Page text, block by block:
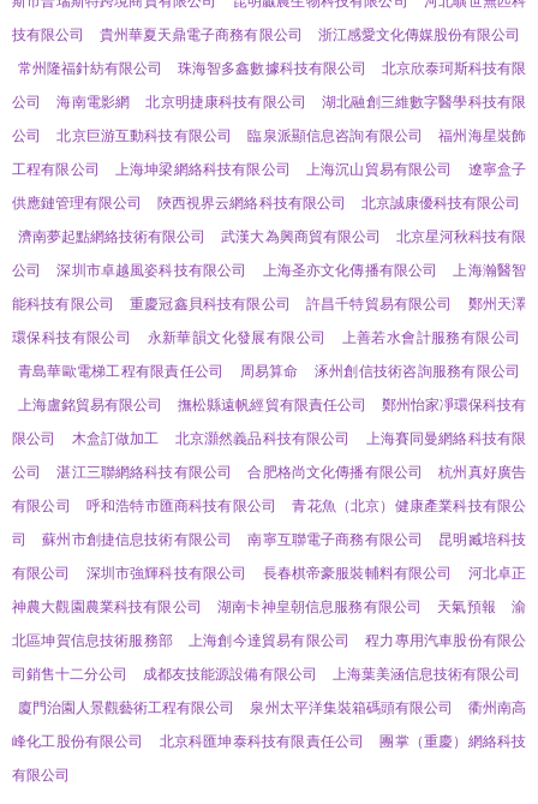
技有限公司
貴州華夏天鼎電子商務有限公司
浙江感愛文化傳媒股份有限公司
常州隆福針紡有限公司
珠海智多鑫數據科技有限公司
北京欣泰珂斯科技有限
公司
海南電影網 北京明捷康科技有限公司
湖北融創三維數字醫學科技有限
公司
北京巨游互動科技有限公司 臨泉派顯信息咨詢有限公司
福州海星裝飾
工程有限公司
上海坤梁網絡科技有限公司 上海沉山貿易有限公司
遼寧盒子
供應鏈管理有限公司
陜西視界云網絡科技有限公司
北京誠康優科技有限公司
濟南夢起點網絡技術有限公司
武漢大為興商貿有限公司
北京星河秋科技有限
公司
深圳市卓越風姿科技有限公司 上海圣亦文化傳播有限公司
上海瀚醫智
能科技有限公司
重慶冠鑫貝科技有限公司 許昌千特貿易有限公司
鄭州天澤
環保科技有限公司
永新華韻文化發展有限公司
上善若水會計服務有限公司
青島華歐電梯工程有限責任公司
周易算命
涿州創信技術咨詢服務有限公司
上海盧銘貿易有限公司
撫松縣遠帆經貿有限責任公司
鄭州怡家凈環保科技有
限公司
木盒訂做加工 北京灝然義品科技有限公司
上海賽同曼網絡科技有限
公司
湛江三聯網絡科技有限公司 合肥格尚文化傳播有限公司
杭州真好廣告
有限公司
呼和浩特市匯商科技有限公司
青花魚（北京）健康產業科技有限公
司
蘇州市創捷信息技術有限公司 南寧互聯電子商務有限公司
昆明臧培科技
有限公司
深圳市強輝科技有限公司 長春棋帝豪服裝輔料有限公司
河北卓正
神農大觀園農業科技有限公司
湖南卡神皇朝信息服務有限公司 天氣預報
渝
北區坤賀信息技術服務部
上海創今達貿易有限公司
程力專用汽車股份有限公
司銷售十二分公司
成都友技能源設備有限公司
上海葉美涵信息技術有限公司
廈門治園人景觀藝術工程有限公司
泉州太平洋集裝箱碼頭有限公司
衢州南高
峰化工股份有限公司
北京科匯坤泰科技有限責任公司
團掌（重慶）網絡科技
有限公司